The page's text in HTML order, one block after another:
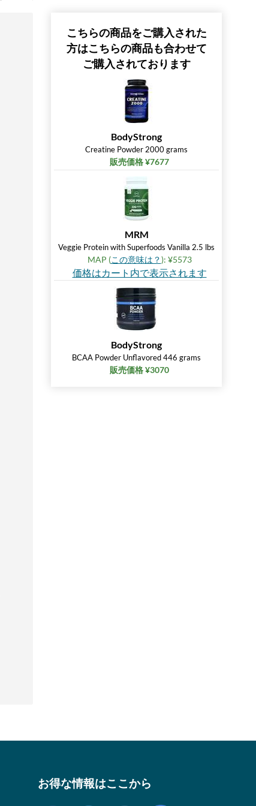
こちらの商品をご購入された
方はこちらの商品も合わせて
ご購入されております
BodyStrong
Creatine Powder 2000 grams
販売価格 ¥7677
MRM
Veggie Protein with Superfoods Vanilla 2.5 lbs
MAP (この意味は？): ¥5573
価格はカート内で表示されます
BodyStrong
BCAA Powder Unflavored 446 grams
販売価格 ¥3070
お得な情報はここから